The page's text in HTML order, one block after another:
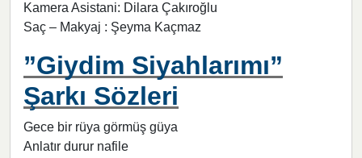
Kamera Asistani: Dilara Çakıroğlu
Saç – Makyaj : Şeyma Kaçmaz
”Giydim Siyahlarımı”
Şarkı Sözleri
Gece bir rüya görmüş güya
Anlatır durur nafile